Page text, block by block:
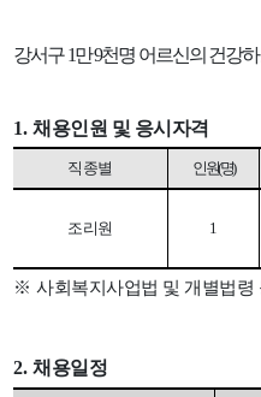
강서구1만9천명 어르신의 건강
1. 채용인원 및 응시자격
직종별 인원(명)
조리원 1
※ 사회복지사업법 및 개별법령
2. 채용일정